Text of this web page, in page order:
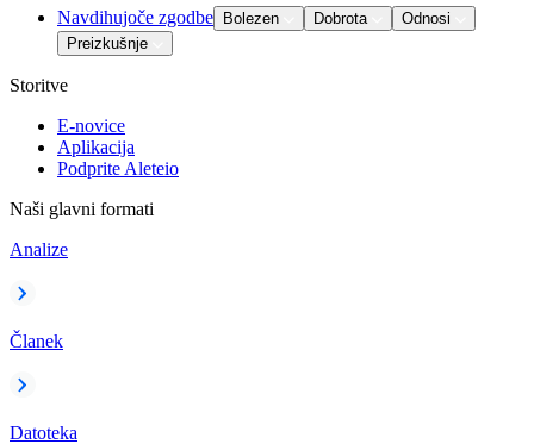
Navdihujoče zgodbe Bolezen Dobrota
Odnosi
Preizkušnje
Storitve
E-novice
Aplikacija
Podprite Aleteio
Naši glavni formati
Analize
Članek
Datoteka